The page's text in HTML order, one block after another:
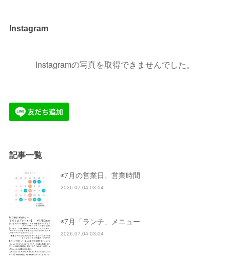
Instagram
Instagramの写真を取得できませんでした。
記事一覧
◉7月の営業日、営業時間
2026.07.04 03:04
◉7月「ランチ」メニュー
2026.07.04 03:04